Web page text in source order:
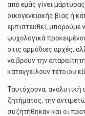
από εμάς γίνει
οικογενειακής βίας ή
εμπιστευθεί, μπορούμε
ψυχολογικά
στις αρμόδιες αρχές,
να βρουν την
καταγγείλουν τέτοιου
Ταυτόχρονα, αναλυτική
ζητήματος, την
συζητήθηκαν και οι